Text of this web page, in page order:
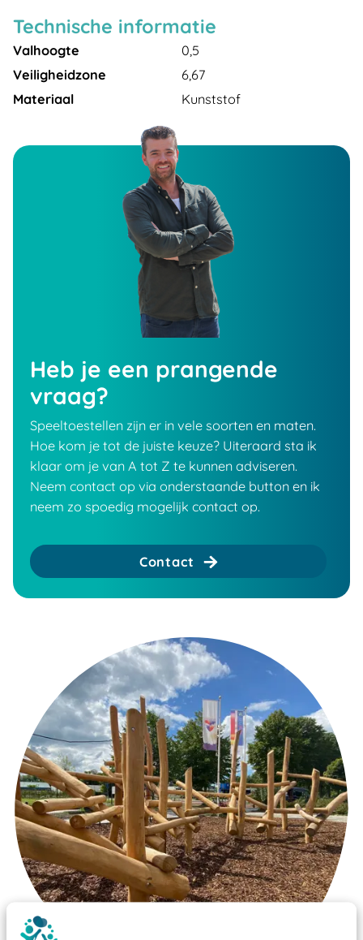
Technische informatie
Valhoogte
0,5
Veiligheidzone
6,67
Materiaal
Kunststof
Heb je een prangende
vraag?
Speeltoestellen zijn er in vele soorten en maten.
Hoe kom je tot de juiste keuze? Uiteraard sta ik
klaar om je van A tot Z te kunnen adviseren.
Neem contact op via onderstaande button en ik
neem zo spoedig mogelijk contact op.
Contact